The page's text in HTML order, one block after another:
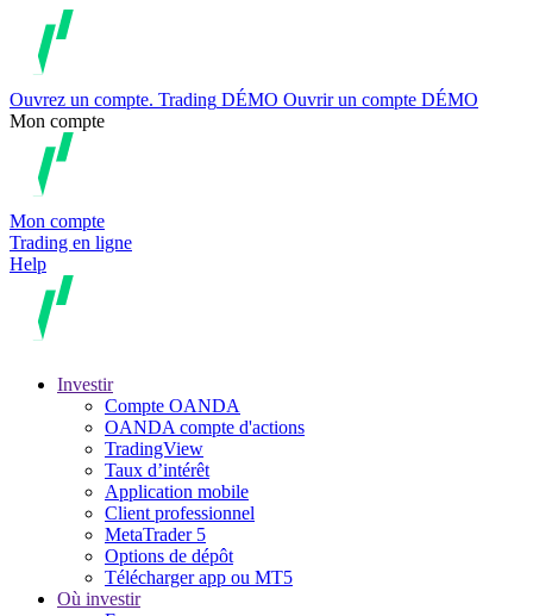
Ouvrez un compte. Trading DÉMO Ouvrir un compte DÉMO
Mon compte
Mon compte
Trading en ligne
Help
Investir
Compte OANDA
OANDA compte d'actions
TradingView
Taux d’intérêt
Application mobile
Client professionnel
MetaTrader 5
Options de dépôt
Télécharger app ou MT5
Où investir